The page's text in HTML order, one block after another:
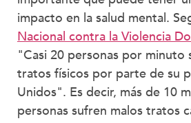
impacto en la salud mental.
Nacional contra la Violencia
"Casi 20 personas por minuto
tratos físicos por parte de su
Unidos". Es decir, más de 10
personas sufren malos tratos